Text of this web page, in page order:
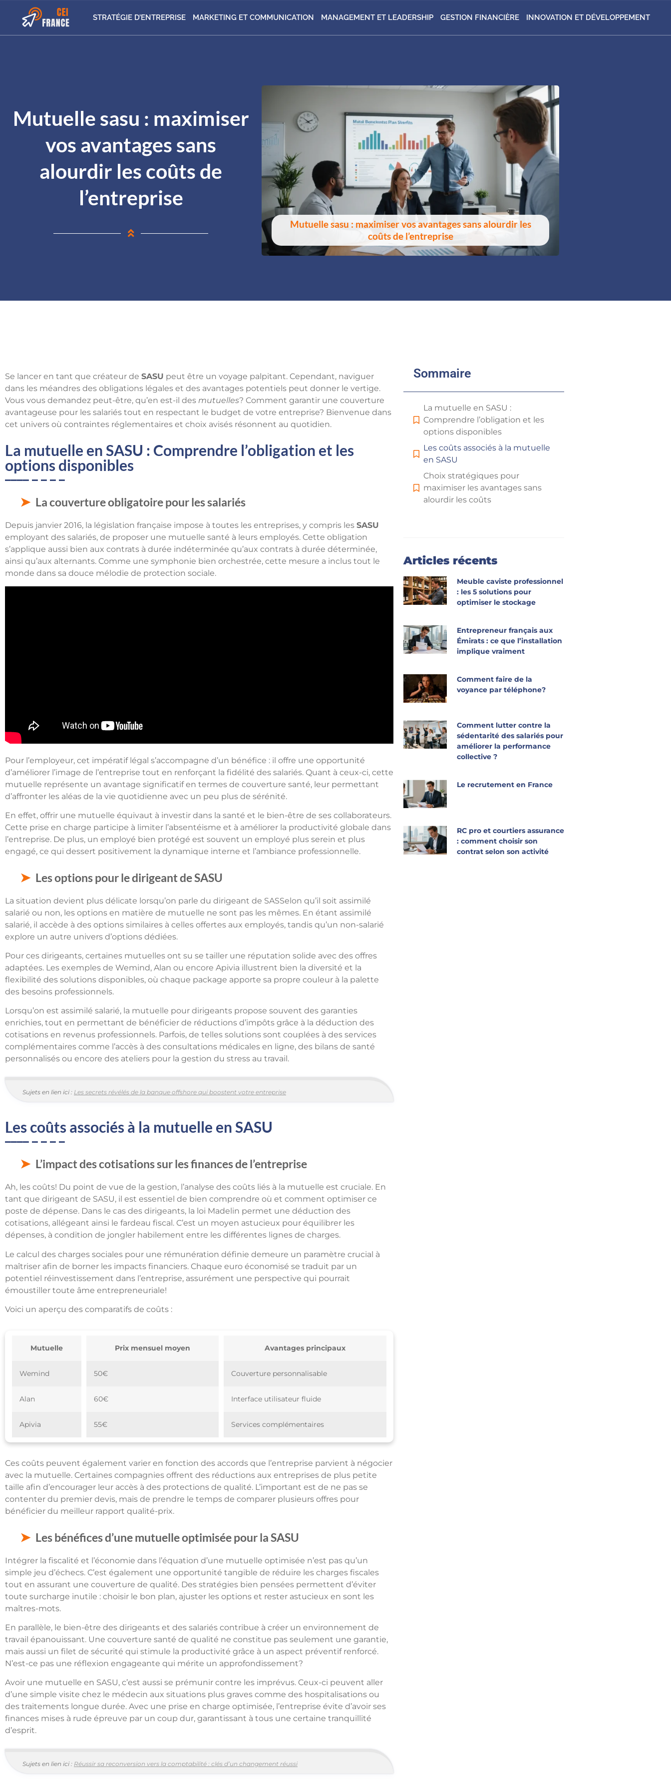
STRATÉGIE D’ENTREPRISE MARKETING ET COMMUNICATION MANAGEMENT ET LEADERSHIP GESTION FINANCIÈRE INNOVATION ET DÉVELOPPEMENT
Mutuelle sasu : maximiser
vos avantages sans
alourdir les coûts de
l’entreprise
Mutuelle sasu : maximiser vos avantages sans alourdir les
coûts de l’entreprise
Se lancer en tant que créateur de SASU peut être un voyage palpitant. Cependant, naviguer
dans les méandres des obligations légales et des avantages potentiels peut donner le vertige.
Vous vous demandez peut-être, qu’en est-il des mutuelles? Comment garantir une couverture
avantageuse pour les salariés tout en respectant le budget de votre entreprise? Bienvenue dans
cet univers où contraintes réglementaires et choix avisés résonnent au quotidien.
La mutuelle en SASU : Comprendre l’obligation et les
options disponibles
La couverture obligatoire pour les salariés
Depuis janvier 2016, la législation française impose à toutes les entreprises, y compris les SASU
employant des salariés, de proposer une mutuelle santé à leurs employés. Cette obligation
s’applique aussi bien aux contrats à durée indéterminée qu’aux contrats à durée déterminée,
ainsi qu’aux alternants. Comme une symphonie bien orchestrée, cette mesure a inclus tout le
monde dans sa douce mélodie de protection sociale.
Pour l’employeur, cet impératif légal s’accompagne d’un bénéfice : il offre une opportunité
d’améliorer l’image de l’entreprise tout en renforçant la fidélité des salariés. Quant à ceux-ci, cette
mutuelle représente un avantage significatif en termes de couverture santé, leur permettant
d’affronter les aléas de la vie quotidienne avec un peu plus de sérénité.
En effet, offrir une mutuelle équivaut à investir dans la santé et le bien-être de ses collaborateurs.
Cette prise en charge participe à limiter l’absentéisme et à améliorer la productivité globale dans
l’entreprise. De plus, un employé bien protégé est souvent un employé plus serein et plus
engagé, ce qui dessert positivement la dynamique interne et l’ambiance professionnelle.
Les options pour le dirigeant de SASU
La situation devient plus délicate lorsqu’on parle du dirigeant de SASSelon qu’il soit assimilé
salarié ou non, les options en matière de mutuelle ne sont pas les mêmes. En étant assimilé
salarié, il accède à des options similaires à celles offertes aux employés, tandis qu’un non-salarié
explore un autre univers d’options dédiées.
Pour ces dirigeants, certaines mutuelles ont su se tailler une réputation solide avec des offres
adaptées. Les exemples de Wemind, Alan ou encore Apivia illustrent bien la diversité et la
flexibilité des solutions disponibles, où chaque package apporte sa propre couleur à la palette
des besoins professionnels.
Lorsqu’on est assimilé salarié, la mutuelle pour dirigeants propose souvent des garanties
enrichies, tout en permettant de bénéficier de réductions d’impôts grâce à la déduction des
cotisations en revenus professionnels. Parfois, de telles solutions sont couplées à des services
complémentaires comme l’accès à des consultations médicales en ligne, des bilans de santé
personnalisés ou encore des ateliers pour la gestion du stress au travail.
Sujets en lien ici : Les secrets révélés de la banque offshore qui boostent votre entreprise
Les coûts associés à la mutuelle en SASU
L’impact des cotisations sur les finances de l’entreprise
Ah, les coûts! Du point de vue de la gestion, l’analyse des coûts liés à la mutuelle est cruciale. En
tant que dirigeant de SASU, il est essentiel de bien comprendre où et comment optimiser ce
poste de dépense. Dans le cas des dirigeants, la loi Madelin permet une déduction des
cotisations, allégeant ainsi le fardeau fiscal. C’est un moyen astucieux pour équilibrer les
dépenses, à condition de jongler habilement entre les différentes lignes de charges.
Le calcul des charges sociales pour une rémunération définie demeure un paramètre crucial à
maîtriser afin de borner les impacts financiers. Chaque euro économisé se traduit par un
potentiel réinvestissement dans l’entreprise, assurément une perspective qui pourrait
émoustiller toute âme entrepreneuriale!
Voici un aperçu des comparatifs de coûts :
Mutuelle Prix mensuel moyen Avantages principaux
Wemind 50€ Couverture personnalisable
Alan 60€ Interface utilisateur fluide
Apivia 55€ Services complémentaires
Ces coûts peuvent également varier en fonction des accords que l’entreprise parvient à négocier
avec la mutuelle. Certaines compagnies offrent des réductions aux entreprises de plus petite
taille afin d’encourager leur accès à des protections de qualité. L’important est de ne pas se
contenter du premier devis, mais de prendre le temps de comparer plusieurs offres pour
bénéficier du meilleur rapport qualité-prix.
Les bénéfices d’une mutuelle optimisée pour la SASU
Intégrer la fiscalité et l’économie dans l’équation d’une mutuelle optimisée n’est pas qu’un
simple jeu d’échecs. C’est également une opportunité tangible de réduire les charges fiscales
tout en assurant une couverture de qualité. Des stratégies bien pensées permettent d’éviter
toute surcharge inutile : choisir le bon plan, ajuster les options et rester astucieux en sont les
maîtres-mots.
En parallèle, le bien-être des dirigeants et des salariés contribue à créer un environnement de
travail épanouissant. Une couverture santé de qualité ne constitue pas seulement une garantie,
mais aussi un filet de sécurité qui stimule la productivité grâce à un aspect préventif renforcé.
N’est-ce pas une réflexion engageante qui mérite un approfondissement?
Avoir une mutuelle en SASU, c’est aussi se prémunir contre les imprévus. Ceux-ci peuvent aller
d’une simple visite chez le médecin aux situations plus graves comme des hospitalisations ou
des traitements longue durée. Avec une prise en charge optimisée, l’entreprise évite d’avoir ses
finances mises à rude épreuve par un coup dur, garantissant à tous une certaine tranquillité
d’esprit.
Sujets en lien ici : Réussir sa reconversion vers la comptabilité : clés d’un changement réussi
Sommaire
La mutuelle en SASU :
Comprendre l’obligation et les
options disponibles
Les coûts associés à la mutuelle
en SASU
Choix stratégiques pour
maximiser les avantages sans
alourdir les coûts
Articles récents
Meuble caviste professionnel
: les 5 solutions pour
optimiser le stockage
Entrepreneur français aux
Émirats : ce que l’installation
implique vraiment
Comment faire de la
voyance par téléphone?
Comment lutter contre la
sédentarité des salariés pour
améliorer la performance
collective ?
Le recrutement en France
RC pro et courtiers assurance
: comment choisir son
contrat selon son activité